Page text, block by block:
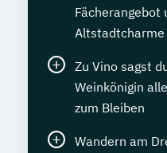
Fächerangebot
Altstadtcharme
Zu Vino sagst
Weinkönigin
zum Bleiben
Wandern am